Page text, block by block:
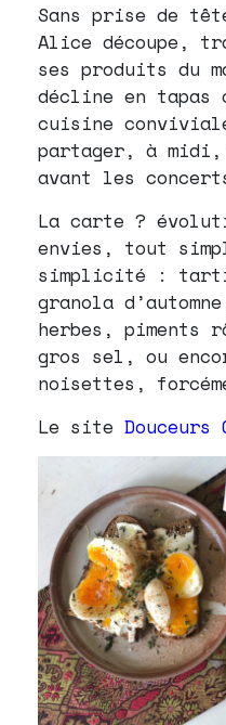
Sans prise de
Alice découpe,
ses produits du
décline en tapas
cuisine
partager, à midi,
avant les
La carte ?
envies, tout
simplicité :
granola
herbes, piments
gros sel, ou
noisettes,
Le site Douceurs